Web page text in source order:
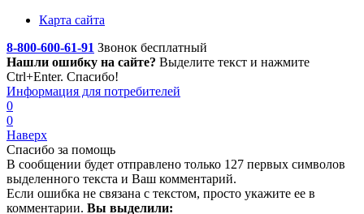
Карта сайта
8-800-600-61-91 Звонок бесплатный
Нашли ошибку на сайте? Выделите текст и нажмите
Ctrl+Enter. Спасибо!
Информация для потребителей
0
0
Наверх
Спасибо за помощь
В сообщении будет отправлено только 127 первых символов
выделенного текста и Ваш комментарий.
Если ошибка не связана с текстом, просто укажите ее в
комментарии. Вы выделили: